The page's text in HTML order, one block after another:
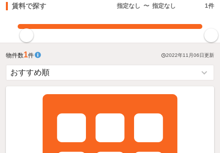
賃料で探す 指定なし 〜 指定なし 1件
物件数1件 2022年11月06日更新